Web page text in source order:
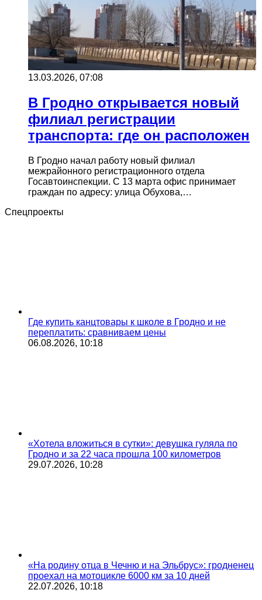
13.03.2026, 07:08
В Гродно открывается новый
филиал регистрации
транспорта: где он расположен
В Гродно начал работу новый филиал
межрайонного регистрационного отдела
Госавтоинспекции. С 13 марта офис принимает
граждан по адресу: улица Обухова,…
Спецпроекты
Где купить канцтовары к школе в Гродно и не
переплатить: сравниваем цены
06.08.2026, 10:18
«Хотела вложиться в сутки»: девушка гуляла по
Гродно и за 22 часа прошла 100 километров
29.07.2026, 10:28
«На родину отца в Чечню и на Эльбрус»: гродненец
проехал на мотоцикле 6000 км за 10 дней
22.07.2026, 10:18